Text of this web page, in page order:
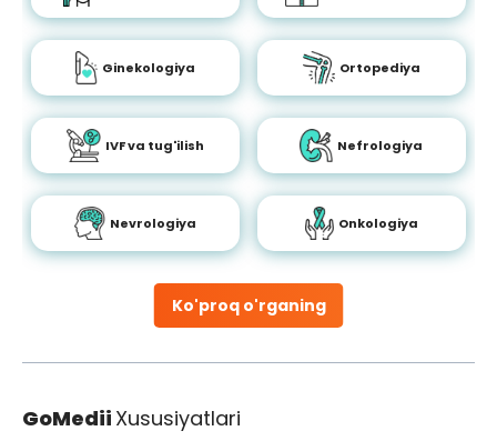
Ko'proq o'rganing
Ginekologiya Ortopediya
IVF va tug'ilish Nefrologiya
Nevrologiya Onkologiya
GoMedii Xususiyatlari